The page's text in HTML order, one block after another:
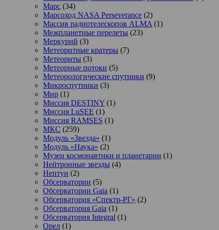
Марс (34)
Марсоход NASA Perseverance (2)
Массив радиотелескопов ALMA (1)
Межпланетные перелеты (23)
Меркурий (3)
Метеоритные кратеры (7)
Метеориты (3)
Метеорные потоки (5)
Метеорологические спутники (9)
Микроспутники (3)
Мир (1)
Миссия DESTINY (1)
Миссия LuSEE (1)
Миссия RAMSES (1)
МКС (259)
Модуль «Звезда» (1)
Модуль «Наука» (2)
Музеи космонавтики и планетарии (1)
Нейтронные звезды (4)
Нептун (2)
Обсерватории (5)
Обсерватории Gaia (1)
Обсерватория «Спектр-РГ» (2)
Обсерватория Gaia (1)
Обсерватория Integral (1)
Орел (1)